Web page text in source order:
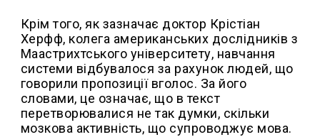
Крім того, як зазначає доктор Крістіан
Херфф, колега американських дослідників з
Маастрихтського університету, навчання
системи відбувалося за рахунок людей, що
говорили пропозиції вголос. За його
словами, це означає, що в текст
перетворювалися не так думки, скільки
мозкова активність, що супроводжує мова.